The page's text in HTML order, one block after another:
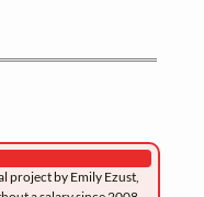
project by Emily Ezust,